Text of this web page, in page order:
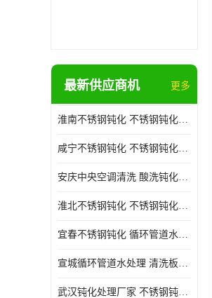
最新供应商机 更多
淮南不锈钢钝化 不锈钢钝化公司
咸宁不锈钢钝化 不锈钢钝化处理公司
安庆中央空调清洗 酸洗钝化公司
淮北不锈钢钝化 不锈钢钝化公司
宜春不锈钢钝化 循环管道水处理公司
宣城循环管道水处理 清洗板式换热器公司
武汉钝化处理厂家 不锈钢钝化公司